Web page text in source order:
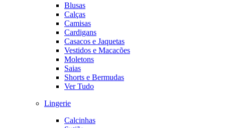
Blusas
Calças
Camisas
Cardigans
Casacos e Jaquetas
Vestidos e Macacões
Moletons
Saias
Shorts e Bermudas
Ver Tudo
Lingerie
Calcinhas